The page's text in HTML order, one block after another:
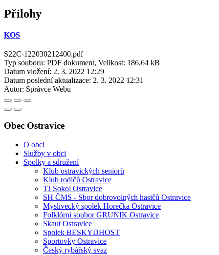
Přílohy
KOS
S22C-122030212400.pdf
Typ souboru: PDF dokument, Velikost: 186,64 kB
Datum vložení: 2. 3. 2022 12:29
Datum poslední aktualizace: 2. 3. 2022 12:31
Autor: Správce Webu
Obec Ostravice
O obci
Služby v obci
Spolky a sdružení
Klub ostravických seniorů
Klub rodičů Ostravice
TJ Sokol Ostravice
SH ČMS - Sbor dobrovolných hasičů Ostravice
Myslivecký spolek Horečka Ostravice
Folklórní soubor GRUNIK Ostravice
Skaut Ostravice
Spolek BESKYDHOST
Sportovky Ostravice
Český rybářský svaz